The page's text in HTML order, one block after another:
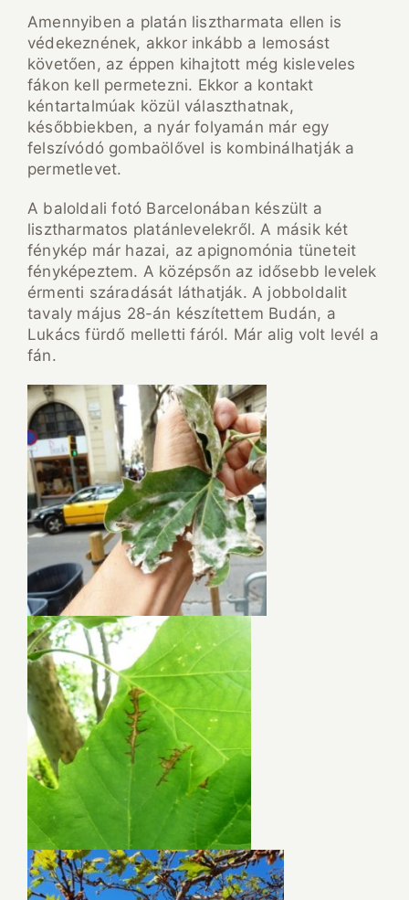
Amennyiben a platán lisztharmata ellen is
védekeznének, akkor inkább a lemosást
követően, az éppen kihajtott még kisleveles
fákon kell permetezni. Ekkor a kontakt
kéntartalmúak közül választhatnak,
későbbiekben, a nyár folyamán már egy
felszívódó gombaölővel is kombinálhatják a
permetlevet.
A baloldali fotó Barcelonában készült a
lisztharmatos platánlevelekről. A másik két
fénykép már hazai, az apignomónia tüneteit
fényképeztem. A középsőn az idősebb levelek
érmenti száradását láthatják. A jobboldalit
tavaly május 28-án készítettem Budán, a
Lukács fürdő melletti fáról. Már alig volt levél a
fán.